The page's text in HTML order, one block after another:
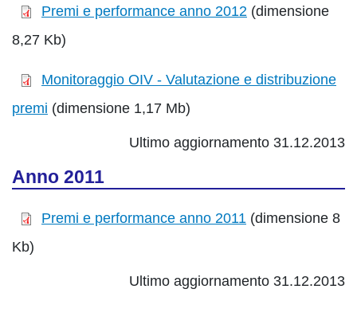
Premi e performance anno 2012 (dimensione
8,27 Kb)
Monitoraggio OIV - Valutazione e distribuzione
premi (dimensione 1,17 Mb)
Ultimo aggiornamento 31.12.2013
Anno 2011
Premi e performance anno 2011 (dimensione 8
Kb)
Ultimo aggiornamento 31.12.2013